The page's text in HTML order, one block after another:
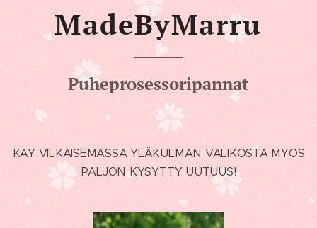
MadeByMarru
Puheprosessoripannat
KÄY VILKAISEMASSA YLÄKULMAN VALIKOSTA MYÖS
PALJON KYSYTTY UUTUUS!